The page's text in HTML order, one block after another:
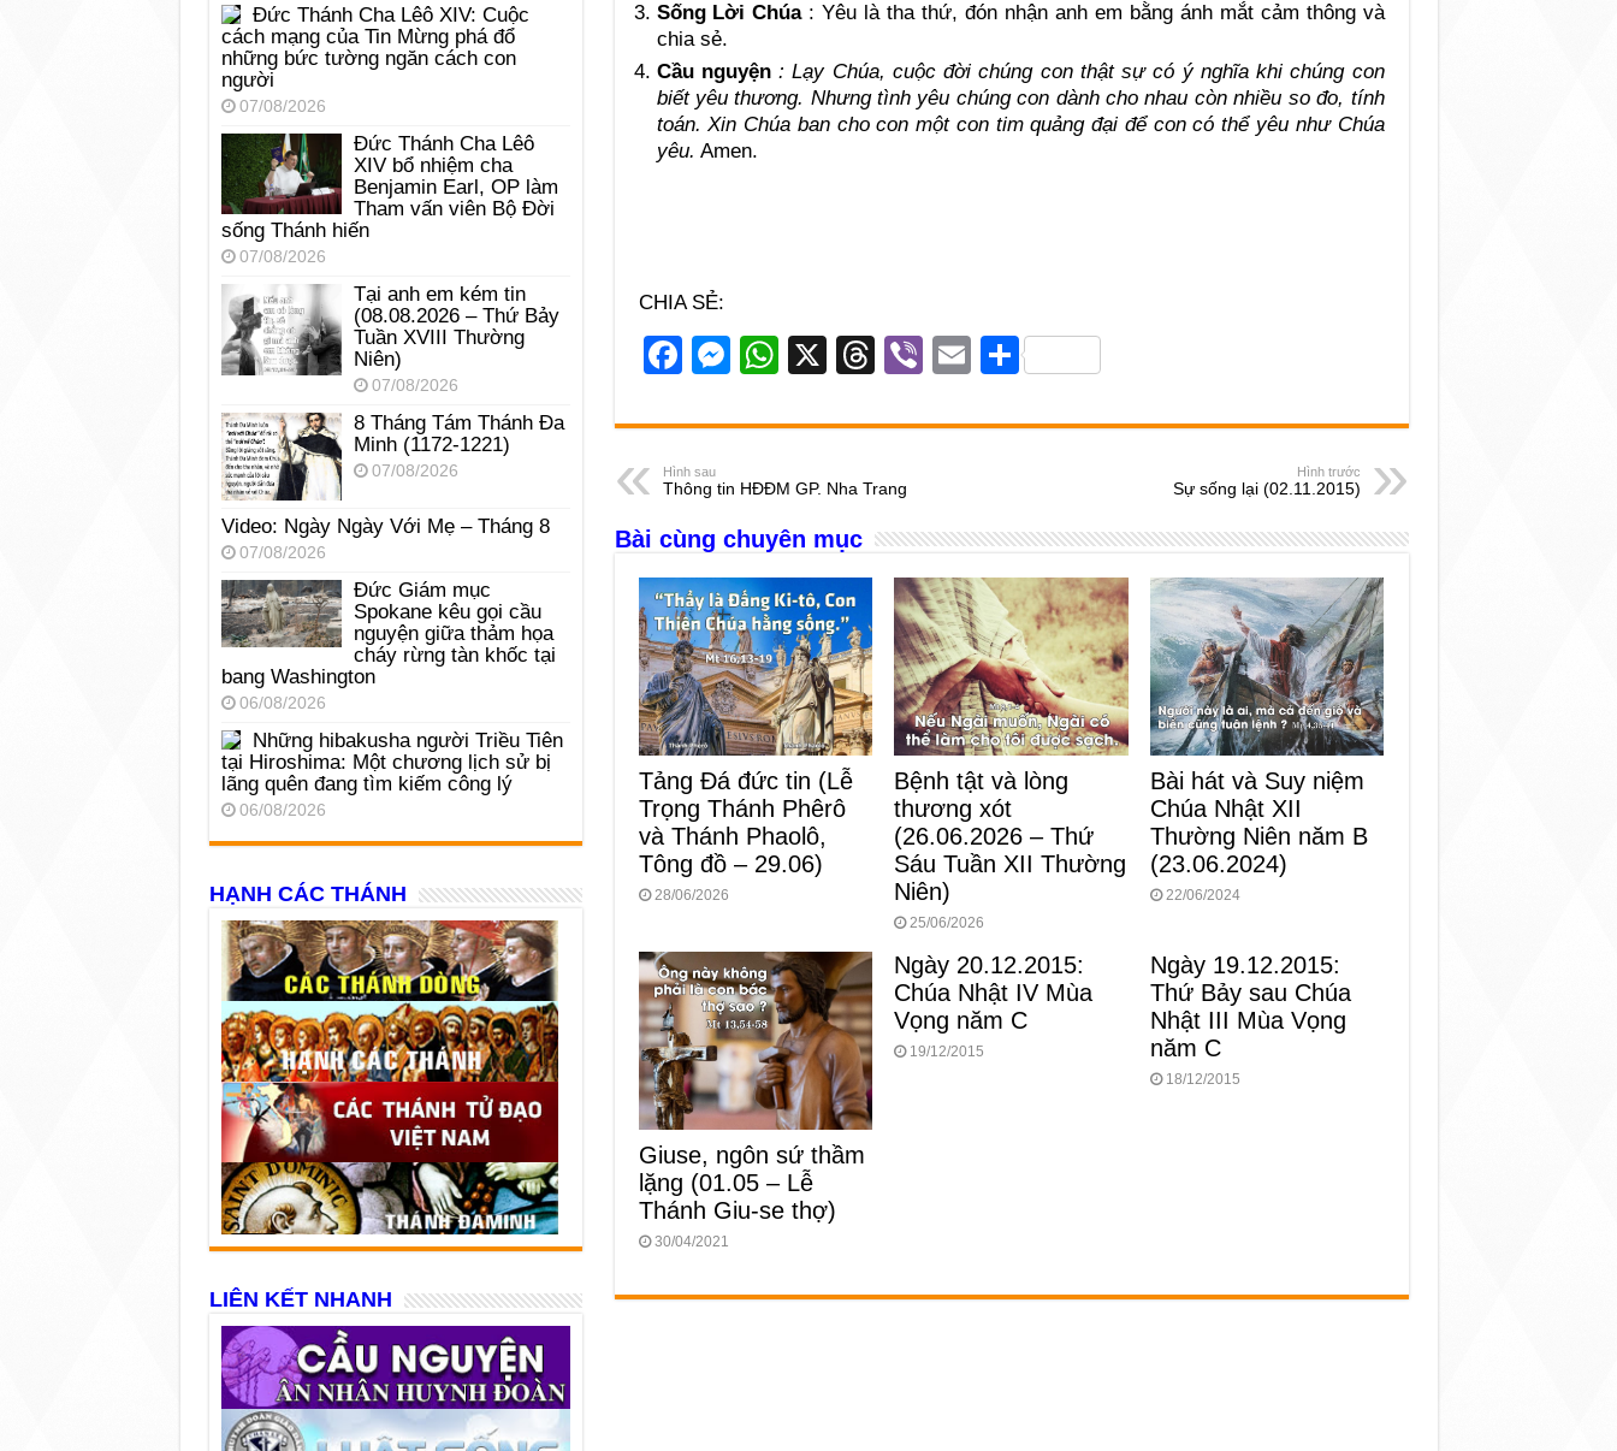
Sống Lời Chúa: Yêu là tha thứ, đón nhận anh em bằng ánh mắt cảm thông và
chia sẻ.
Cầu nguyện: Lạy Chúa, cuộc đời chúng con thật sự có ý nghĩa khi chúng con
biết yêu thương. Nhưng tình yêu chúng con dành cho nhau còn nhiều so đo, tính
toán. Xin Chúa ban cho con một con tim quảng đại để con có thể yêu như Chúa
yêu. Amen.
CHIA SẺ:
F
c
e
b
o
o
k
M
ss
n
g
er
W
at
A
p
p
X
T
e
d
s
Vi
er
E
ail
S
ar
Hình sau
Thông tin HĐĐM GP. Nha Trang
Hình trước
Sự sống lại (02.11.2015)
Bài cùng chuyên mục
Tảng Đá đức tin (Lễ
Trọng Thánh Phêrô
và Thánh Phaolô,
Tông đồ – 29.06)
28/06/2026
Bệnh tật và lòng
thương xót
(26.06.2026 – Thứ
Sáu Tuần XII Thường
Niên)
25/06/2026
Bài hát và Suy niệm
Chúa Nhật XII
Thường Niên năm B
(23.06.2024)
22/06/2024
Giuse, ngôn sứ thầm
lặng (01.05 – Lễ
Thánh Giu-se thợ)
30/04/2021
Ngày 20.12.2015:
Chúa Nhật IV Mùa
Vọng năm C
19/12/2015
Ngày 19.12.2015:
Thứ Bảy sau Chúa
Nhật III Mùa Vọng
năm C
18/12/2015
Đức Thánh Cha Lêô XIV: Cuộc
cách mạng của Tin Mừng phá đổ
những bức tường ngăn cách con
người
07/08/2026
Đức Thánh Cha Lêô
XIV bổ nhiệm cha
Benjamin Earl, OP làm
Tham vấn viên Bộ Đời
sống Thánh hiến
07/08/2026
Tại anh em kém tin
(08.08.2026 – Thứ Bảy
Tuần XVIII Thường
Niên)
07/08/2026
8 Tháng Tám Thánh Ða
Minh (1172-1221)
07/08/2026
Video: Ngày Ngày Với Mẹ – Tháng 8
07/08/2026
Đức Giám mục
Spokane kêu gọi cầu
nguyện giữa thảm họa
cháy rừng tàn khốc tại
bang Washington
06/08/2026
Những hibakusha người Triều Tiên
tại Hiroshima: Một chương lịch sử bị
lãng quên đang tìm kiếm công lý
06/08/2026
HẠNH CÁC THÁNH
LIÊN KẾT NHANH